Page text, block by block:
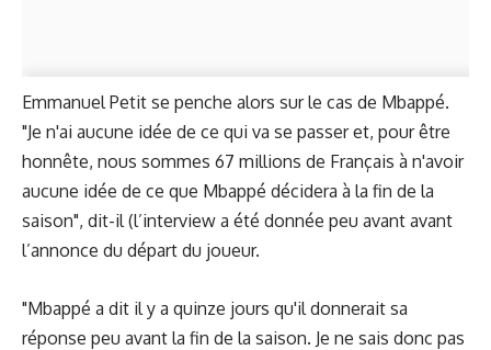
Emmanuel Petit se penche alors sur le cas de Mbappé.
"Je n'ai aucune idée de ce qui va se passer et, pour être
honnête, nous sommes 67 millions de Français à n'avoir
aucune idée de ce que Mbappé décidera à la fin de la
saison", dit-il (l’interview a été donnée peu avant avant
l’annonce du départ du joueur.
"Mbappé a dit il y a quinze jours qu'il donnerait sa
réponse peu avant la fin de la saison. Je ne sais donc pas